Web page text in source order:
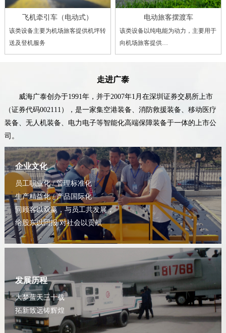
飞机牵引车（电动式）
该类设备主要为机场旅客提供机坪转
送及登机服务
电动旅客摆渡车
该类设备以纯电能为动力，主要用于
向机场旅客提供…
走进广泰
威海广泰创办于1991年，并于2007年1月在深圳证券交易所上市
（证券代码002111），是一家集空港装备、消防救援装备、移动医疗
装备、无人机装备、电力电子等智能化高端保障装备于一体的上市公
司。
企业文化
员工职业化 / 管理标准化
生产精益化 / 产品国际化
同顾客以双赢，与员工共发展，
给股东以回报 对社会以贡献
发展历程
大梦蓝天三十载
拓新致远铸辉煌